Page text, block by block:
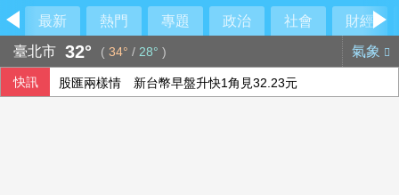
最新 熱門 專題 政治 社會
財經
臺北市 32° ( 34° / 28° ) 氣象
快訊 股匯兩樣情 新台幣早盤升快1角見32.23元